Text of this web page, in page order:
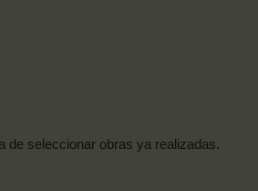
de seleccionar obras ya realizadas.